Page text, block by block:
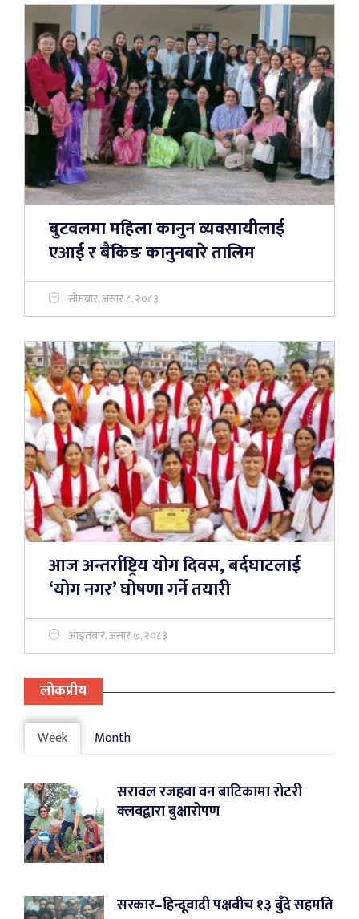
बुटवलमा महिला कानुन व्यवसायीलाई
एआई र बैंकिङ कानुनबारे तालिम
सोमबार, असार ८, २०८३
आज अन्तर्राष्ट्रिय योग दिवस, बर्दघाटलाई
‘योग नगर’ घोषणा गर्ने तयारी
आइतबार, असार ७, २०८३
लोकप्रीय
Week Month
सरावल रजहवा वन बाटिकामा रोटरी
क्लवद्वारा बुक्षारोपण
सरकार–हिन्दूवादी पक्षबीच १३ बुँदे सहमति